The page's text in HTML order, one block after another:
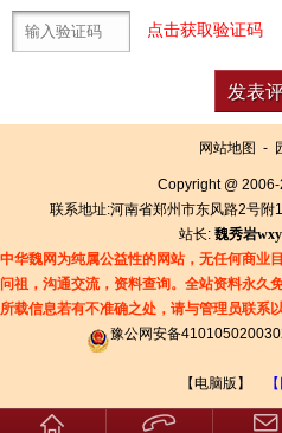
点击获取验证码
网站地图 -
Copyright @ 2006-
联系地址:河南省郑州市东风路2号
站长: 魏秀岩
中华魏网为纯属公益性的网站，无任何商业
问祖，沟通交流，资料查询。全站资料永久
所载信息若有不准确之处，请与管理员联系
豫公网安备
【电脑版】